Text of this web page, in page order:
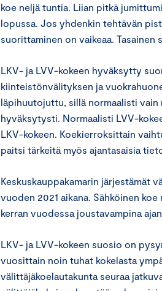
koe neljä tuntia. Liian pitkä
lopussa. Jos yhdenkin tehtävän
suorittaminen on vaikeaa.
LKV- ja LVV-kokeen hyväksytty
kiinteistönvälityksen ja
läpihuutojuttu, sillä normaalisti
hyväksytysti. Normaalisti LVV-
LKV-kokeen. Koekierroksittain
paitsi tärkeitä myös ajantasaisia
Keskuskauppakamarin järjestämät
vuoden 2021 aikana. Sähköinen
kerran vuodessa joustavampina
LKV- ja LVV-kokeen suosio on
vuosittain noin tuhat kokelasta
välittäjäkoelautakunta seuraa